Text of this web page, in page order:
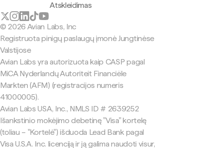
Atskleidimas
© 2026 Avian Labs, Inc
Registruota pinigų paslaugų įmonė Jungtinėse
Valstijose
Avian Labs yra autorizuota kaip CASP pagal
MiCA Nyderlandų Autoriteit Financiële
Markten (AFM) (registracijos numeris
41000005).
Avian Labs USA, Inc., NMLS ID # 2639252
Išankstinio mokėjimo debetinę "Visa" kortelę
(toliau – "Kortelė") išduoda Lead Bank pagal
Visa U.S.A. Inc. licenciją ir ją galima naudoti visur,